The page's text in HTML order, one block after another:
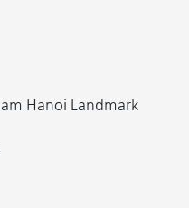
Hanoi Landmark